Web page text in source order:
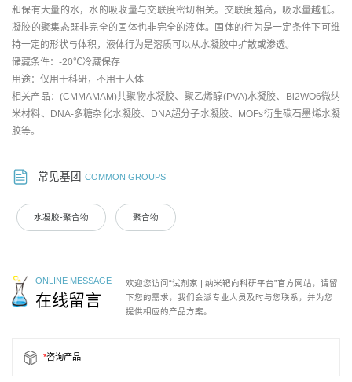
和保有大量的水，水的吸收量与交联度密切相关。交联度越高，吸水量越低。
凝胶的聚集态既非完全的固体也非完全的液体。固体的行为是一定条件下可维
持一定的形状与体积，液体行为是溶质可以从水凝胶中扩散或渗透。
储藏条件：-20℃冷藏保存
用途：仅用于科研，不用于人体
相关产品：(CMMAMAM)共聚物水凝胶、聚乙烯醇(PVA)水凝胶、Bi2WO6微纳
米材料、DNA-多糖杂化水凝胶、DNA超分子水凝胶、MOFs衍生碳石墨烯水凝
胶等。
常见基团 COMMON GROUPS
水凝胶-聚合物 聚合物
ONLINE MESSAGE
在线留言
欢迎您访问“试剂家 | 纳米靶向科研平台”官方网站，请留
下您的需求，我们会派专业人员及时与您联系，并为您
提供相应的产品方案。
*咨询产品